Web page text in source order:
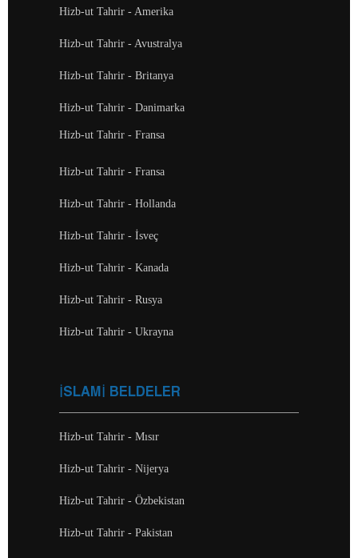
Hizb-ut Tahrir - Amerika
Hizb-ut Tahrir - Avustralya
Hizb-ut Tahrir - Britanya
Hizb-ut Tahrir - Danimarka
Hizb-ut Tahrir - Fransa
Hizb-ut Tahrir - Fransa
Hizb-ut Tahrir - Hollanda
Hizb-ut Tahrir - İsveç
Hizb-ut Tahrir - Kanada
Hizb-ut Tahrir - Rusya
Hizb-ut Tahrir - Ukrayna
İSLAMİ BELDELER
Hizb-ut Tahrir - Mısır
Hizb-ut Tahrir - Nijerya
Hizb-ut Tahrir - Özbekistan
Hizb-ut Tahrir - Pakistan